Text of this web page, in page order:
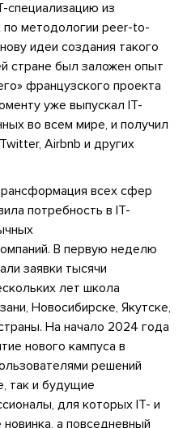
специализацию из
методологии peer-to-
идеи создания такого
стране был заложен опыт
французского проекта
уже выпускал IT-
во всем мире, и получил
Airbnb и других
всех сфер
потребность в IT-
В первую неделю
заявки тысячи
лет школа
Новосибирске, Якутске,
На начало 2024 года
нового кампуса в
решений
так и будущие
для которых IT- и
а повседневный